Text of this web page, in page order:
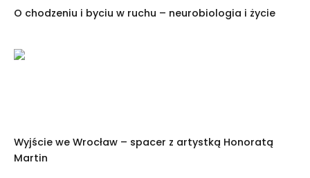
O chodzeniu i byciu w ruchu – neurobiologia i życie
Wyjście we Wrocław – spacer z artystką Honoratą
Martin